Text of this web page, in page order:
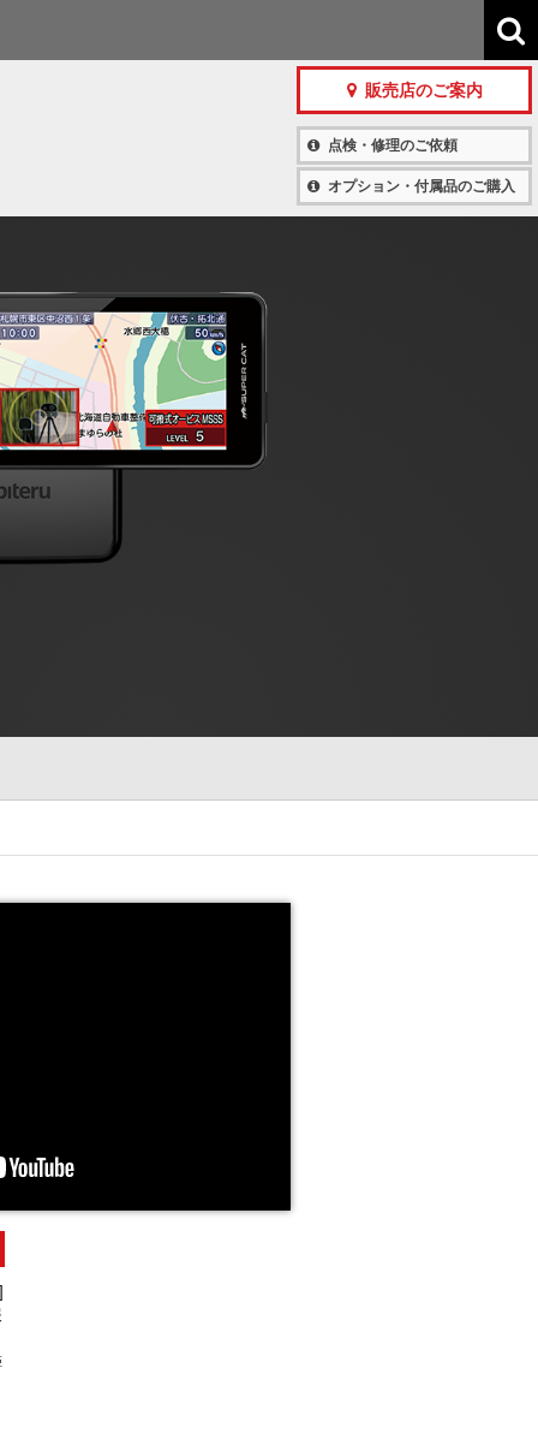
販売店のご案内
点検・修理のご依頼
オプション・付属品のご購入